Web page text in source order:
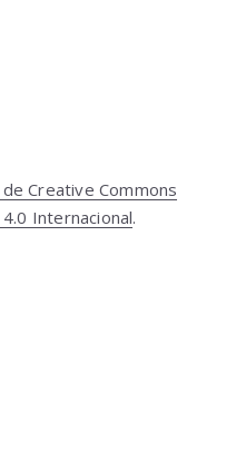
de Creative Commons
Internacional.